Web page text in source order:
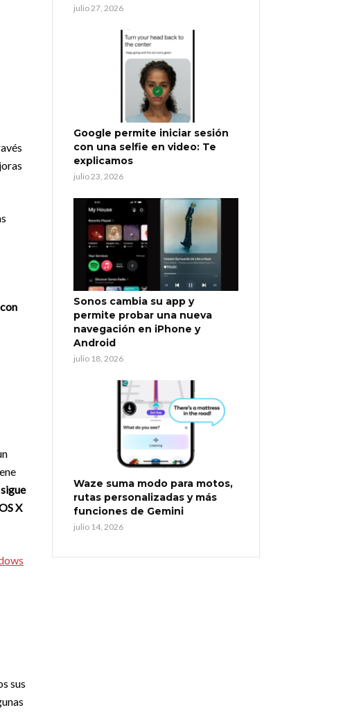
X
sus
julio 27, 2026
Google permite iniciar sesión
con una selfie en video: Te
explicamos
julio 23, 2026
Sonos cambia su app y
permite probar una nueva
navegación en iPhone y
Android
julio 18, 2026
Waze suma modo para motos,
rutas personalizadas y más
funciones de Gemini
julio 14, 2026